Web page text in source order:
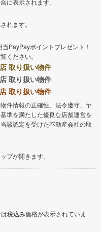
れます。
PayPayポイントプレゼント！
ください。
取り扱い物件
取り扱い物件
取り扱い物件
件情報の正確性、法令遵守、ヤ
準を満たした優良な店舗運営を
該認定を受けた不動産会社の取
プが開きます。
税込み価格が表示されていま